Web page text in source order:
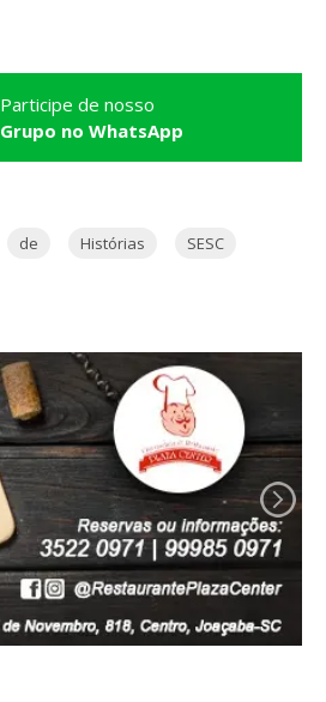
Participe de nosso
Grupo no WhatsApp
de Histórias SESC